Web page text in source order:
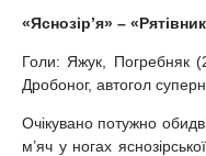
«Яснозір’я» –
Голи: Яжук, Погребняк
Дробоног, автогол
Очікувано потужно
м’яч у ногах